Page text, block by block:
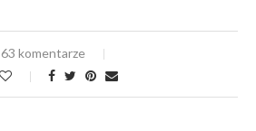
63 komentarze